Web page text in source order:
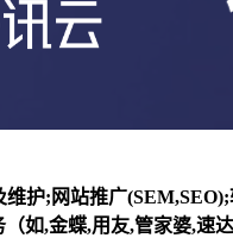
护;网站推广
如,金蝶,用友,管家婆,速